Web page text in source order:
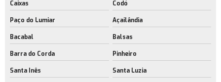
Caixas Codó
Paço do Lumiar Açailândia
Bacabal Balsas
Barra do Corda Pinheiro
Santa Inês Santa Luzia